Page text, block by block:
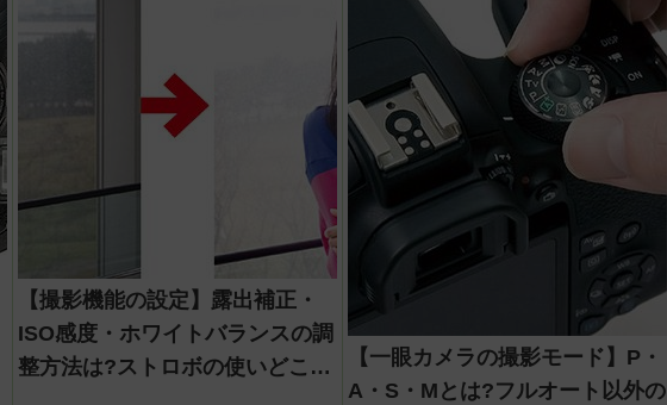
【撮影機能の設定】露出補正・
ISO感度・ホワイトバランスの調
整方法は?ストロボの使いどころ
【一眼カメラの撮影モード】P・
A・S・Mとは?フルオート以外の